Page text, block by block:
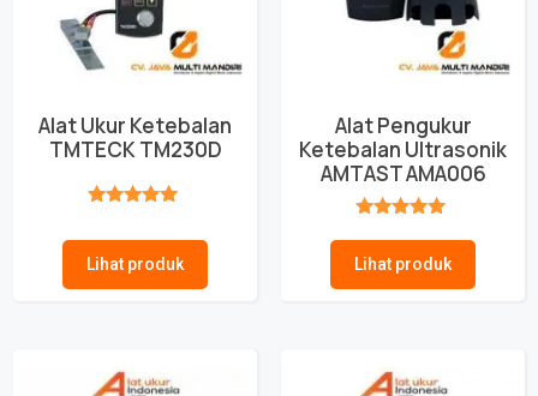
Alat Ukur Ketebalan
TMTECK TM230D
Lihat produk
Alat Pengukur
Ketebalan Ultrasonik
AMTAST AMA006
Lihat produk